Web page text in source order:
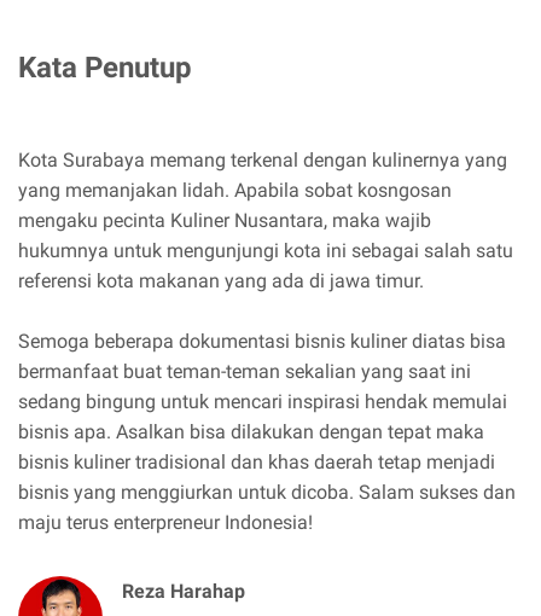
Kata Penutup
Kota Surabaya memang terkenal dengan kulinernya yang
yang memanjakan lidah. Apabila sobat kosngosan
mengaku pecinta Kuliner Nusantara, maka wajib
hukumnya untuk mengunjungi kota ini sebagai salah satu
referensi kota makanan yang ada di jawa timur.
Semoga beberapa dokumentasi bisnis kuliner diatas bisa
bermanfaat buat teman-teman sekalian yang saat ini
sedang bingung untuk mencari inspirasi hendak memulai
bisnis apa. Asalkan bisa dilakukan dengan tepat maka
bisnis kuliner tradisional dan khas daerah tetap menjadi
bisnis yang menggiurkan untuk dicoba. Salam sukses dan
maju terus enterpreneur Indonesia!
Reza Harahap